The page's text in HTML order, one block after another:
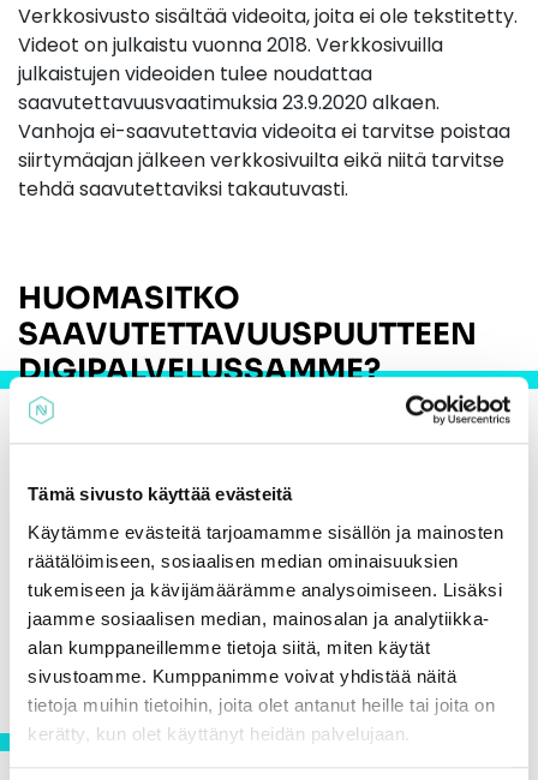
Tämä sivusto käyttää evästeitä
Käytämme evästeitä tarjoamamme sisällön ja mainosten
räätälöimiseen, sosiaalisen median ominaisuuksien
tukemiseen ja kävijämäärämme analysoimiseen. Lisäksi
jaamme sosiaalisen median, mainosalan ja analytiikka-
alan kumppaneillemme tietoja siitä, miten käytät
sivustoamme. Kumppanimme voivat yhdistää näitä
tietoja muihin tietoihin, joita olet antanut heille tai joita on
kerätty, kun olet käyttänyt heidän palvelujaan.
Verkkosivusto sisältää videoita, joita ei ole tekstitetty.
Videot on julkaistu vuonna 2018. Verkkosivuilla
julkaistujen videoiden tulee noudattaa
saavutettavuusvaatimuksia 23.9.2020 alkaen.
Vanhoja ei-saavutettavia videoita ei tarvitse poistaa
siirtymäajan jälkeen verkkosivuilta eikä niitä tarvitse
tehdä saavutettaviksi takautuvasti.
HUOMASITKO
SAAVUTETTAVUUSPUUTTEEN
DIGIPALVELUSSAMME?
Kerro meille havaitsemasi saavutettavuuspuute ja
teemme parhaamme puutteen korjaamiseksi.
sähköpostitse osoitteeseen
kirjaamo(at)nokiankaupunki.fi tai puhelimitse 03
5652 0010 (kirjaamo). Nokian kaupungin kirjaamo
lähettää palautteen eteenpäin verkkosivuston
saavutettavuudesta vastaaville henkilöille.
VALVONTAVIRANOMAINEN